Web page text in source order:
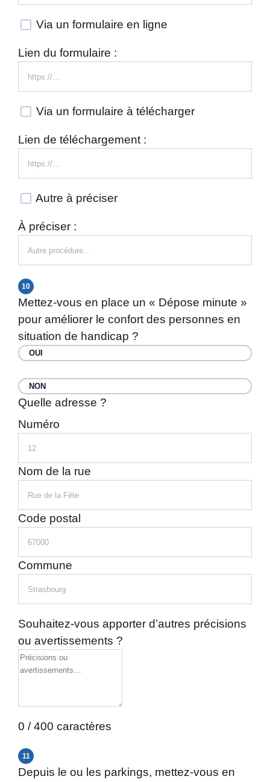
Via un formulaire en ligne
Lien du formulaire :
Via un formulaire à télécharger
Lien de téléchargement :
Autre à préciser
À préciser :
10
Mettez-vous en place un « Dépose minute »
pour améliorer le confort des personnes en
situation de handicap ?
OUI
NON
Quelle adresse ?
Numéro
Nom de la rue
Code postal
Commune
Souhaitez-vous apporter d’autres précisions
ou avertissements ?
0 / 400 caractères
11
Depuis le ou les parkings, mettez-vous en